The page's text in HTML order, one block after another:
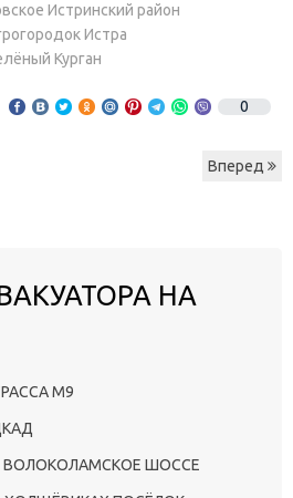
Истринский район
Истра
Курган
0
Вперед
НА
М9
ВОЛОКОЛАМСКОЕ ШОССЕ